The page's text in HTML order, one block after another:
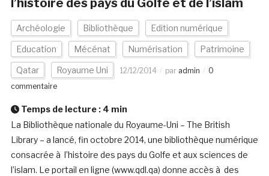
l’histoire des pays du Golfe et de l’islam
Archéologie Bibliothèque Edition numérique
Education Mécénat Numérisation Patrimoine
Qatar Royaume Uni 12/12/2014 par admin
0
commentaire
Temps de lecture : 4 min
La Bibliothèque nationale du Royaume-Uni – The British
Library – a lancé, fin octobre 2014, une bibliothèque numérique
consacrée à l’histoire des pays du Golfe et aux sciences de
l’islam. Le portail en ligne (www.qdl.qa) donne accès à des